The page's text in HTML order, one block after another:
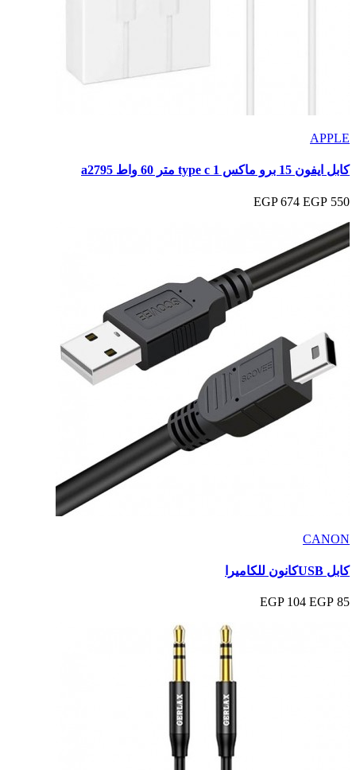
APPLE
كابل ايفون 15 برو ماكس type c 1 متر 60 واط a2795
550 EGP
674 EGP
CANON
كابل USBكانون للكاميرا
85 EGP
104 EGP